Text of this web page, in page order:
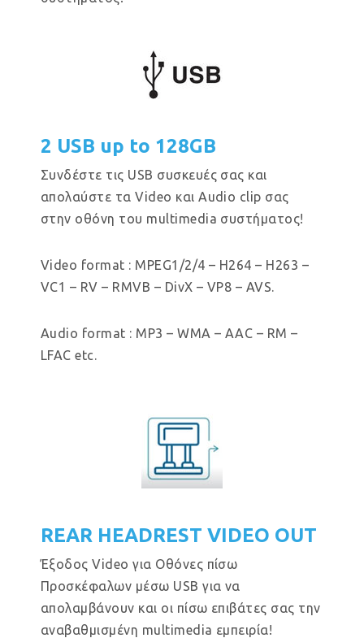
2 USB up to 128GB
Συνδέστε τις USB συσκευές σας και
απολαύστε τα Video και Audio clip σας
στην οθόνη του multimedia συστήματος!
Video format : MPEG1/2/4 – H264 – H263 –
VC1 – RV – RMVB – DivX – VP8 – AVS.
Audio format : MP3 – WMA – AAC – RM –
LFAC etc.
REAR HEADREST VIDEO OUT
Έξοδος Video για Οθόνες πίσω
Προσκέφαλων μέσω USB για να
απολαμβάνουν και οι πίσω επιβάτες σας την
αναβαθμισμένη multimedia εμπειρία!